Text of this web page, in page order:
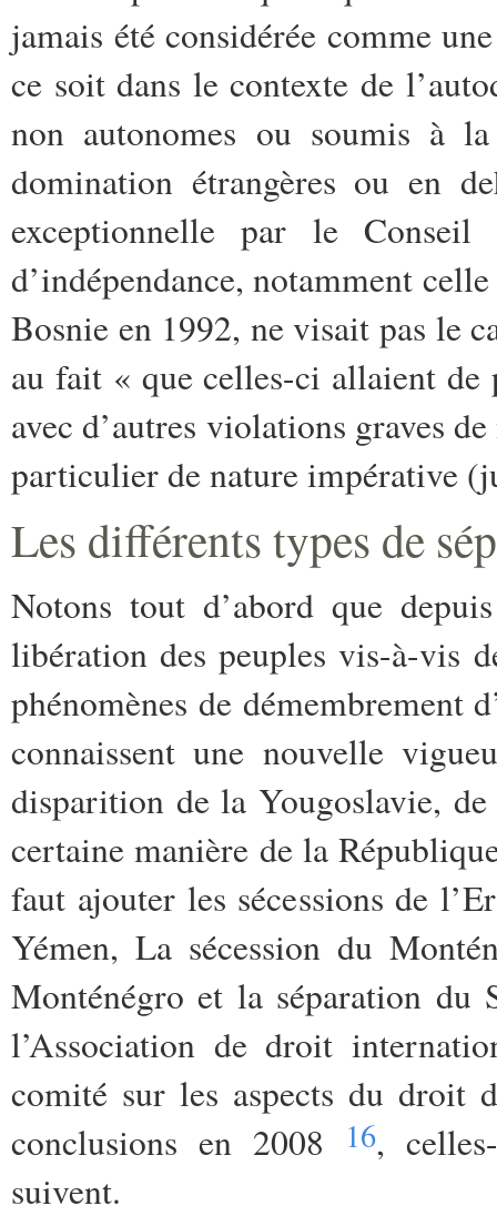
jamais été considérée comme
ce soit dans le contexte de
non autonomes ou soumis à
domination étrangères ou en
exceptionnelle par le Conseil
d’indépendance, notamment
Bosnie en 1992, ne visait pas le
au fait « que celles-ci allaient
avec d’autres violations graves
particulier de nature impérative
Les différents types de
Notons tout d’abord que
libération des peuples vis-à-vis
phénomènes de démembrement
connaissent une nouvelle
disparition de la Yougoslavie, de
certaine manière de la
faut ajouter les sécessions de
Yémen, La sécession du
Monténégro et la séparation du
l’Association de droit
comité sur les aspects du droit
conclusions en 2008
16,
suivent.